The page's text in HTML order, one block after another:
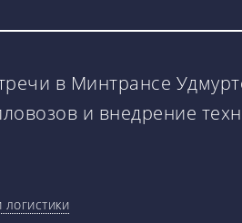
в Минтрансе
и внедрение
логистики